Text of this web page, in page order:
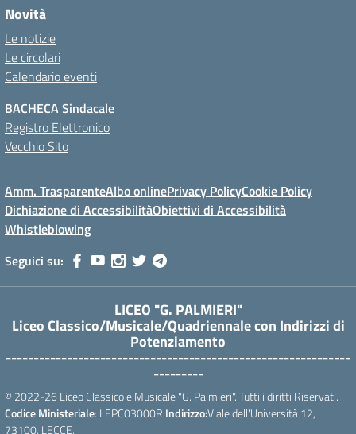
Novità
Le notizie
Le circolari
Calendario eventi
BACHECA Sindacale
Registro Elettronico
Vecchio Sito
Amm. TrasparenteAlbo onlinePrivacy PolicyCookie Policy
Dichiazione di AccessibilitàObiettivi di Accessibilità
Whistleblowing
Seguici su:
LICEO "G. PALMIERI"
Liceo Classico/Musicale/Quadriennale con Indirizzi di
Potenziamento
--------------------------------------------------------------
---------
© 2022-26 Liceo Classico e Musicale "G. Palmieri". Tutti i diritti Riservati.
Codice Ministeriale: LEPC03000R Indirizzo:Viale dell'Università 12,
73100, LECCE.